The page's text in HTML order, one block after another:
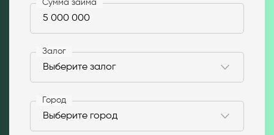
Сумма займа
Залог
Город